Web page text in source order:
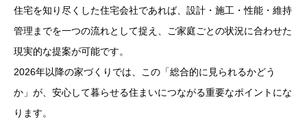
住宅を知り尽くした住宅会社であれば、設計・施工・性能・維持
管理までを一つの流れとして捉え、ご家庭ごとの状況に合わせた
現実的な提案が可能です。
2026年以降の家づくりでは、この「総合的に見られるかどう
か」が、安心して暮らせる住まいにつながる重要なポイントにな
ります。